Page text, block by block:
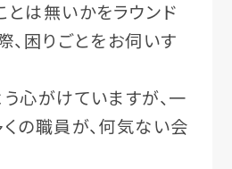
とは無いかをラウンド
、困りごとをお伺いす
心がけていますが、一
の職員が、何気ない会